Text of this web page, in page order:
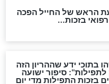
שמות הקודש
להמתקת